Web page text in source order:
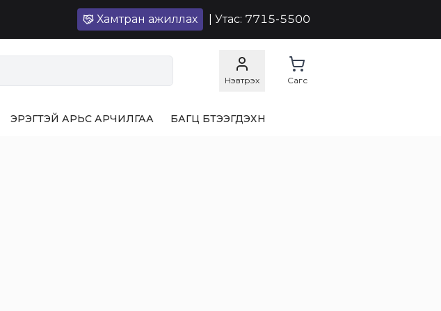
Хамтран ажиллах | Утас: 7715-5500
Нэвтрэх Сагс
ЭРЭГТЭЙ АРЬС АРЧИЛГАА БАГЦ БҮТЭЭГДЭХҮҮН